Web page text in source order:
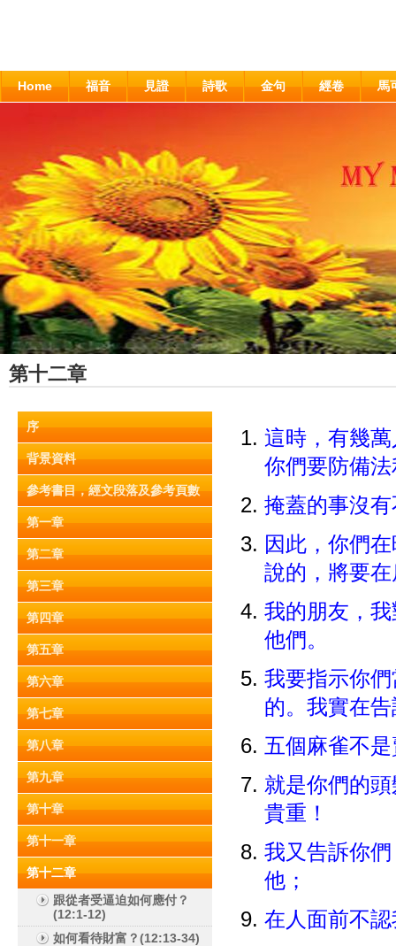
Home 福音 見證 詩歌 金句 經卷 馬
第十二章
序
背景資料
參考書目，經文段落及參考頁數
第一章
第二章
第三章
第四章
第五章
第六章
第七章
第八章
第九章
第十章
第十一章
第十二章
跟從者受逼迫如何應付？
(12:1-12)
如何看待財富？(12:13-34)
這時，有幾
你們要防備
掩蓋的事沒
因此，你們
說的，將要
我的朋友，
他們。
我要指示你
的。我實在
五個麻雀不
就是你們的
貴重！
我又告訴你
他；
在人面前不